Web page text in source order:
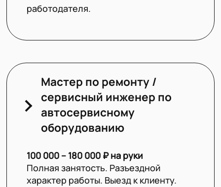
работодателя.
Мастер по ремонту /
сервисный инженер по
автосервисному
оборудованию
100 000 – 180 000 ₽ на руки
Полная занятость. Разъездной
характер работы. Выезд к клиенту.